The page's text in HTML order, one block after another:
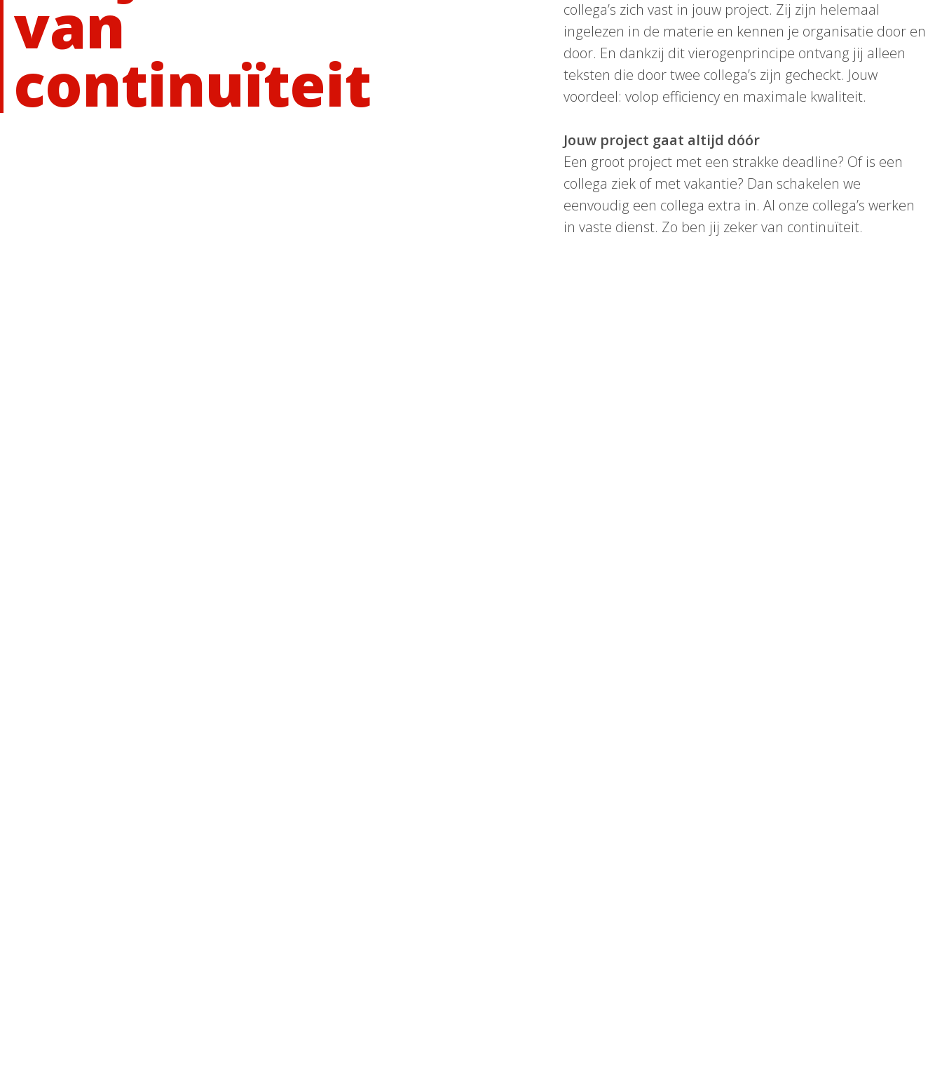
van
continuïteit
collega’s zich vast in jouw project. Zij zijn helemaal
ingelezen in de materie en kennen je organisatie door en
door. En dankzij dit vierogenprincipe ontvang jij alleen
teksten die door twee collega’s zijn gecheckt. Jouw
voordeel: volop efficiency en maximale kwaliteit.
Jouw project gaat altijd dóór
Een groot project met een strakke deadline? Of is een
collega ziek of met vakantie? Dan schakelen we
eenvoudig een collega extra in. Al onze collega’s werken
in vaste dienst. Zo ben jij zeker van continuïteit.